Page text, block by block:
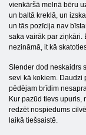
vienkāršā melnā bēru
un baltā kreklā, un
un tās pozīcija nav
saka vairāk par ziņkāri.
nezināmā, it kā
Slender dod neskaidrs
sevi kā kokiem. Daudzi
pēdējam brīdim
Kur pazūd tievs upuris,
redzēt nospiedums
laikā tiešsaistē.